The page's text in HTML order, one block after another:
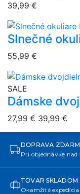
39,99 €
overlay bg
Slnečné
55,99 €
overlay bg
SALE
Dámske
27,99 € 39,99 €
DOPRAVA
Pri objednávke nad
TOVAR SKLADOM
Okamžitá expedícia